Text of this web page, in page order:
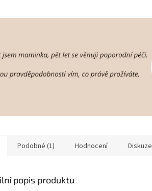
Podobné (1) Hodnocení Diskuze
popis produktu